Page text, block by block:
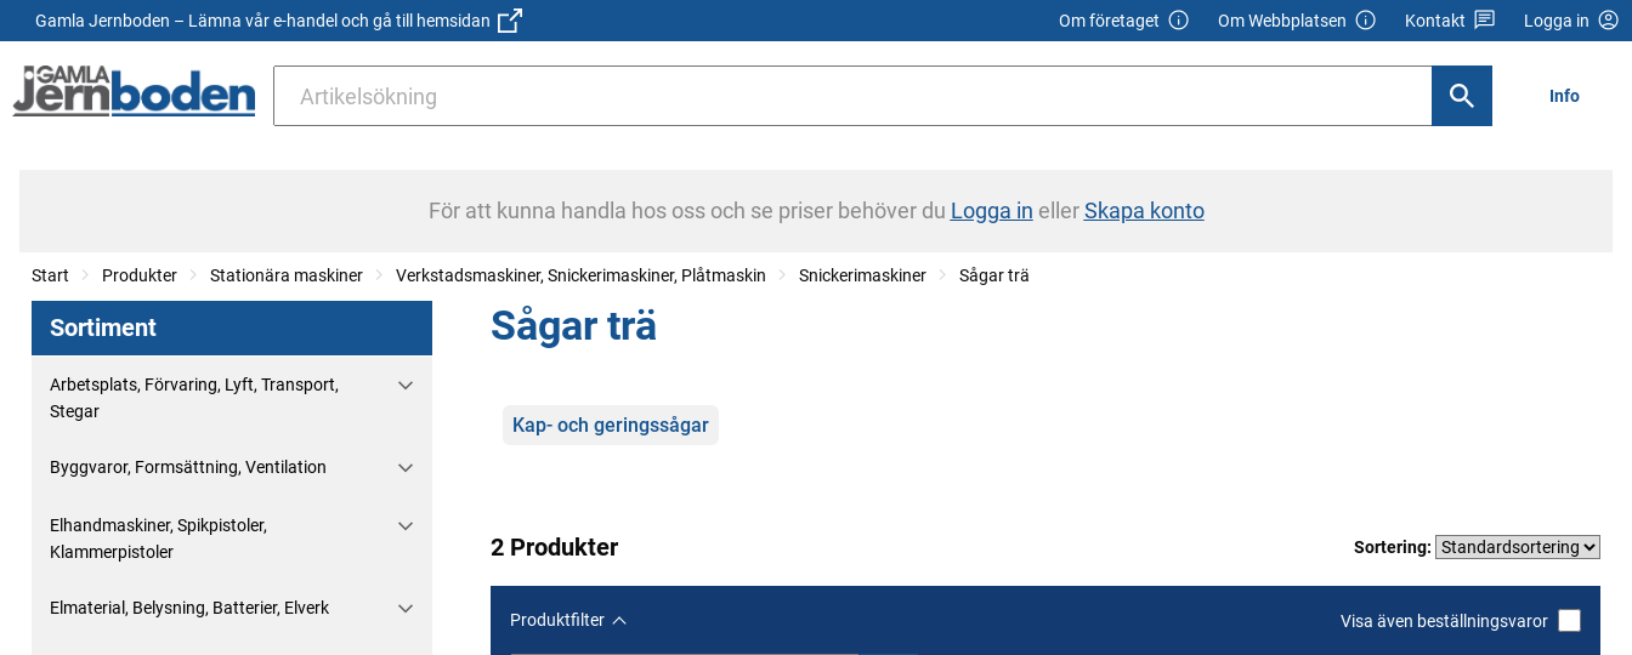
Gamla Jernboden – Lämna vår e-handel och gå till hemsidan Om företaget Om Webbplatsen Kontakt Logga in
Info
För att kunna handla hos oss och se priser behöver du Logga in ellerSkapa konto
Start Produkter Stationära maskiner Verkstadsmaskiner, Snickerimaskiner, Plåtmaskin Snickerimaskiner Sågar trä
Sortiment
Arbetsplats, Förvaring, Lyft, Transport,
Stegar
Byggvaror, Formsättning, Ventilation
Elhandmaskiner, Spikpistoler,
Klammerpistoler
Elmaterial, Belysning, Batterier, Elverk
Sågar trä
Kategorier
Kap- och geringssågar
2 Produkter Sortering:
Produktfilter Visa även beställningsvaror